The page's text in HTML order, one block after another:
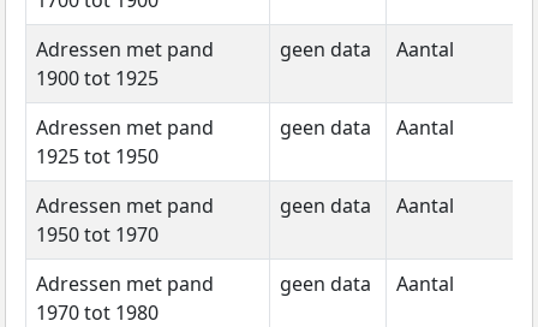
Adressen met pand
1900 tot 1925
geen data Aantal
Adressen met pand
1925 tot 1950
geen data Aantal
Adressen met pand
1950 tot 1970
geen data Aantal
Adressen met pand
1970 tot 1980
geen data Aantal